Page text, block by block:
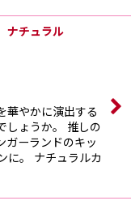
ナチュラル
華やかに演出する
しょうか。 推しの
ガーランドのキッ
に。 ナチュラルカ